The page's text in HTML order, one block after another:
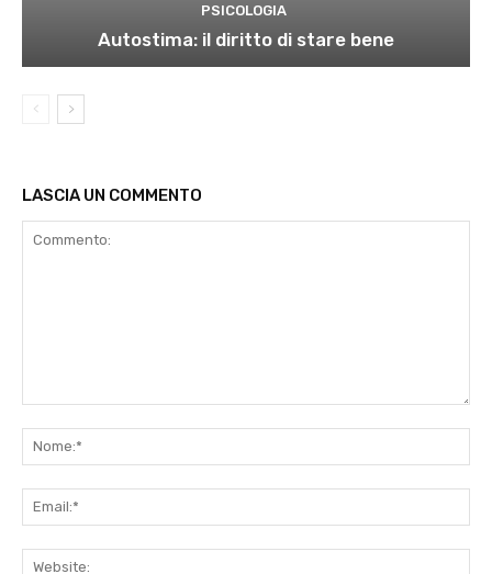
PSICOLOGIA
Autostima: il diritto di stare bene
LASCIA UN COMMENTO